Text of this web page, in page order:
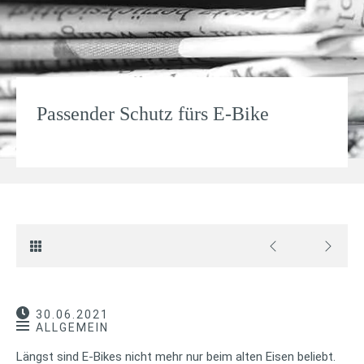
Passender Schutz fürs E-Bike
30.06.2021
ALLGEMEIN
Längst sind E-Bikes nicht mehr nur beim alten Eisen beliebt.